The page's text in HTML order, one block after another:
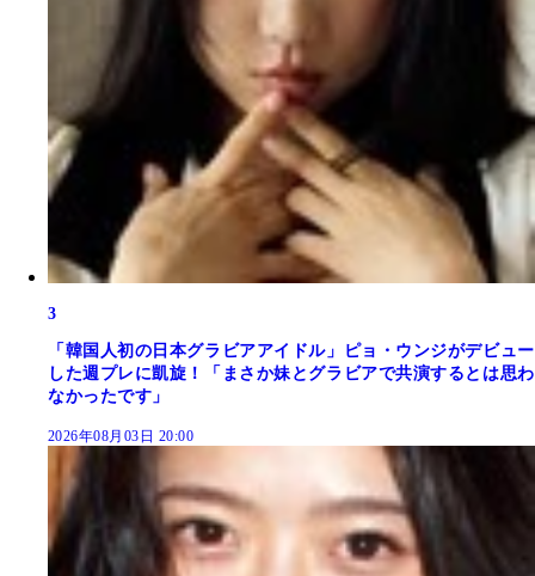
3
「韓国人初の日本グラビアアイドル」ピョ・ウンジがデビュー
した週プレに凱旋！「まさか妹とグラビアで共演するとは思わ
なかったです」
2026年08月03日 20:00